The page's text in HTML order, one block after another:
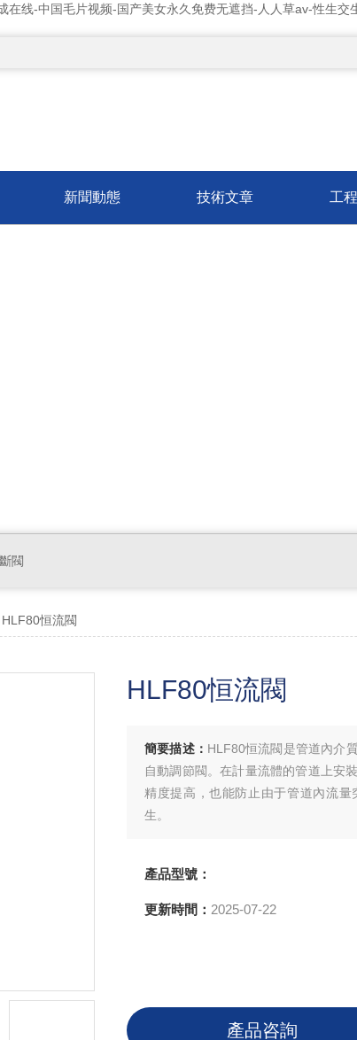
线-中国毛片视频-国产美女永久免费无遮挡-人人草av-性生
新聞動態 技術文章 工
閥
恒流閥
HLF80恒流閥
簡要描述： HLF80恒流閥是管道內介
自動調節閥。在計量流體的管道上安
精度提高，也能防止由于管道內流
生。
產品型號：
更新時間： 2025-07-22
產品咨詢